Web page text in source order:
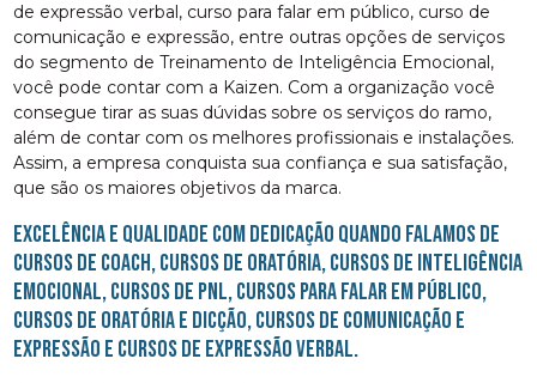
de expressão verbal, curso para falar em público, curso de
comunicação e expressão, entre outras opções de serviços
do segmento de Treinamento de Inteligência Emocional,
você pode contar com a Kaizen. Com a organização você
consegue tirar as suas dúvidas sobre os serviços do ramo,
além de contar com os melhores profissionais e instalações.
Assim, a empresa conquista sua confiança e sua satisfação,
que são os maiores objetivos da marca.
Excelência e qualidade com dedicação quando falamos de
cursos de coach, cursos de oratória, cursos de inteligência
emocional, cursos de pnl, cursos para falar em público,
cursos de oratória e dicção, cursos de comunicação e
expressão e cursos de expressão verbal.